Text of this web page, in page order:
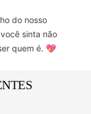
do nosso
sinta não
quem é. 💖